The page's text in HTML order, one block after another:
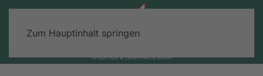
Zum Hauptinhalt springen